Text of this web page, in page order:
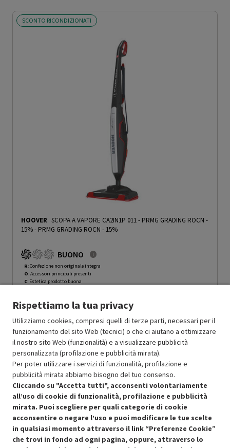
SCONTO RICONDIZIONATI
HOOVER SCOPA A VAPORE CA2IN1P 011 - PRMG GRADING ROCN -
15%- PRMG GRADING ROCN - 15%
BUONO
R: Confezione non originale integra
O: Accessori principali presenti
C: Estetica prodotto buona
Prodotto Nuovo 159.99 -15%
Ricondizionato Prezzo ridotto da
135.99a -50%
In Promozione 67.99
Aggiungi al carrello
SCONTO RICONDIZIONATI
Approfitta dello sconto del 50% sul prodotto ricondizionato.
Rispettiamo la tua privacy
Utilizziamo cookies, compresi quelli di terze parti, necessari per il
funzionamento del sito Web (tecnici) o che ci aiutano a ottimizzare
il nostro sito Web (funzionalità) e a visualizzare pubblicità
personalizzata (profilazione e pubblicità mirata).
Per poter utilizzare i servizi di funzionalità, profilazione e
pubblicità mirata abbiamo bisogno del tuo consenso.
Cliccando su "Accetta tutti", acconsenti volontariamente
all’uso di cookie di funzionalità, profilazione e pubblicità
mirata. Puoi scegliere per quali categorie di cookie
acconsentire o negare l’uso e puoi modificare le tue scelte
in qualsiasi momento attraverso il link “Preferenze Cookie”
che trovi in fondo ad ogni pagina, oppure, attraverso lo